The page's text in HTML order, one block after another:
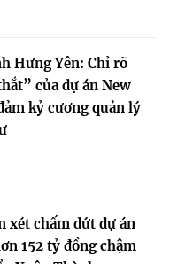
Hưng Yên: Chỉ rõ
của dự án New
kỷ cương quản lý
xét chấm dứt dự án
152 tỷ đồng chậm